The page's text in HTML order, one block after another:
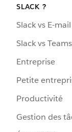
SLACK ?
Slack vs E-mail
Slack vs Teams
Entreprise
Petite
Productivité
Gestion des